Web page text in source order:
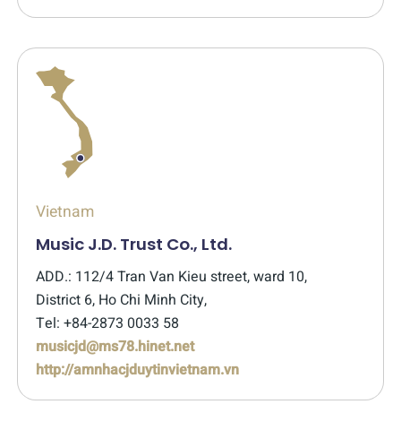
Vietnam
Music J.D. Trust Co., Ltd.
ADD.: 112/4 Tran Van Kieu street, ward 10,
District 6, Ho Chi Minh City,
Tel: +84-2873 0033 58
musicjd@ms78.hinet.net
http://amnhacjduytinvietnam.vn